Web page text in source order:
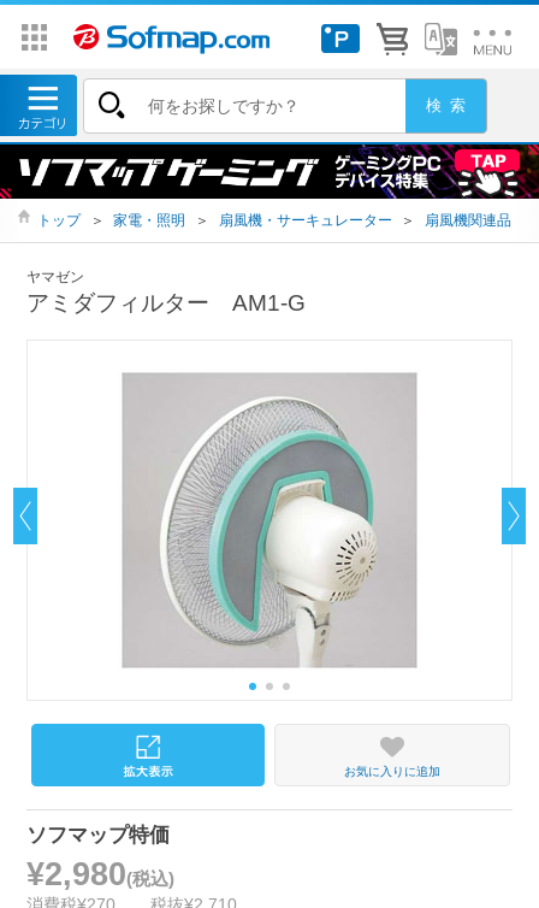
トップ ＞ 家電・照明 ＞ 扇風機・サーキュレーター ＞ 扇風機関連品
ヤマゼン
アミダフィルター AM1-G
お気に入りに追加
ソフマップ特価
¥2,980(税込)